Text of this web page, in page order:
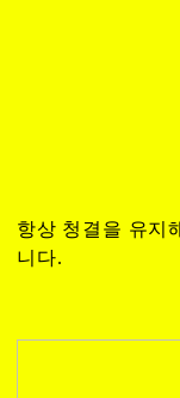
항상 청결을 유지
니다.